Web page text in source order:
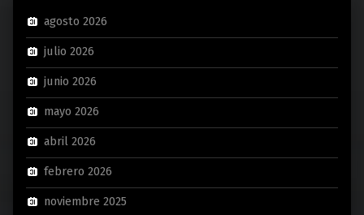
agosto 2026
julio 2026
junio 2026
mayo 2026
abril 2026
febrero 2026
noviembre 2025